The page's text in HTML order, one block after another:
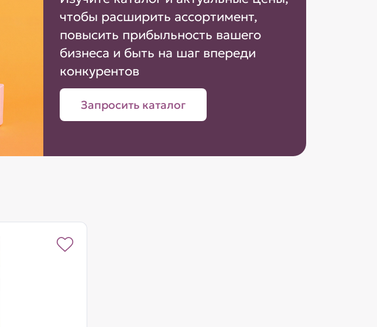
чтобы расширить ассортимент,
повысить прибыльность вашего
бизнеса и быть на шаг впереди
конкурентов
Запросить каталог